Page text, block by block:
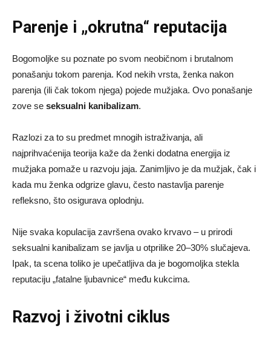
Parenje i „okrutna“ reputacija
Bogomoljke su poznate po svom neobičnom i brutalnom
ponašanju tokom parenja. Kod nekih vrsta, ženka nakon
parenja (ili čak tokom njega) pojede mužjaka. Ovo ponašanje
zove se seksualni kanibalizam.
Razlozi za to su predmet mnogih istraživanja, ali
najprihvaćenija teorija kaže da ženki dodatna energija iz
mužjaka pomaže u razvoju jaja. Zanimljivo je da mužjak, čak i
kada mu ženka odgrize glavu, često nastavlja parenje
refleksno, što osigurava oplodnju.
Nije svaka kopulacija završena ovako krvavo – u prirodi
seksualni kanibalizam se javlja u otprilike 20–30% slučajeva.
Ipak, ta scena toliko je upečatljiva da je bogomoljka stekla
reputaciju „fatalne ljubavnice“ među kukcima.
Razvoj i životni ciklus